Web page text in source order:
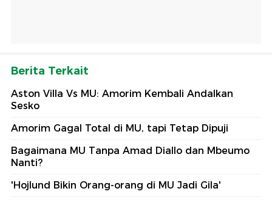
Berita Terkait
Aston Villa Vs MU: Amorim Kembali Andalkan
Sesko
Amorim Gagal Total di MU, tapi Tetap Dipuji
Bagaimana MU Tanpa Amad Diallo dan Mbeumo
Nanti?
'Hojlund Bikin Orang-orang di MU Jadi Gila'